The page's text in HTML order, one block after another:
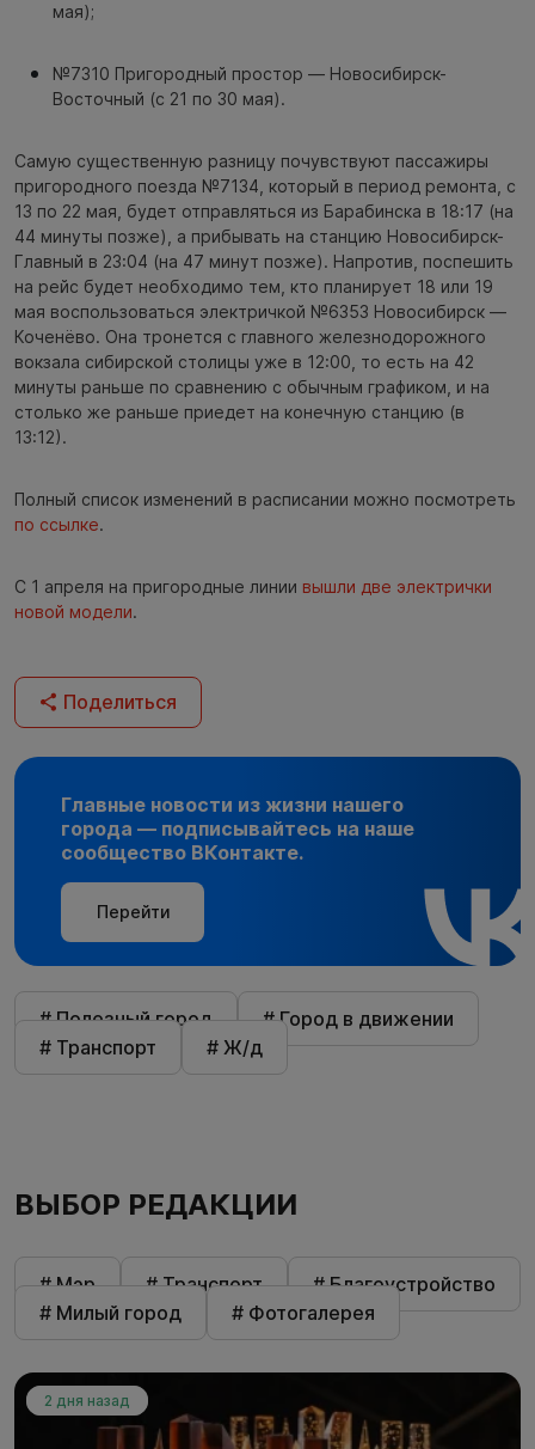
мая);
№7310 Пригородный простор — Новосибирск-
Восточный (с 21 по 30 мая).
Самую существенную разницу почувствуют пассажиры
пригородного поезда №7134, который в период ремонта, с
13 по 22 мая, будет отправляться из Барабинска в 18:17 (на
44 минуты позже), а прибывать на станцию Новосибирск-
Главный в 23:04 (на 47 минут позже). Напротив, поспешить
на рейс будет необходимо тем, кто планирует 18 или 19
мая воспользоваться электричкой №6353 Новосибирск —
Коченёво. Она тронется с главного железнодорожного
вокзала сибирской столицы уже в 12:00, то есть на 42
минуты раньше по сравнению с обычным графиком, и на
столько же раньше приедет на конечную станцию (в
13:12).
Полный список изменений в расписании можно посмотреть
по ссылке.
С 1 апреля на пригородные линии вышли две электрички
новой модели.
Поделиться
Главные новости из жизни нашего
города — подписывайтесь на наше
сообщество ВКонтакте.
Перейти
# Полезный город
# Город в движении
# Транспорт
# Ж/д
ВЫБОР РЕДАКЦИИ
# Мэр # Транспорт
# Благоустройство
# Милый город
# Фотогалерея
2 дня назад